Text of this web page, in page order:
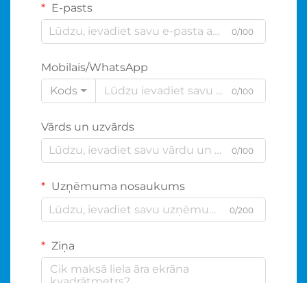
E-pasts
0/100
Mobilais/WhatsApp
Kods
0/100
Vārds un uzvārds
0/100
Uzņēmuma nosaukums
0/200
Ziņa